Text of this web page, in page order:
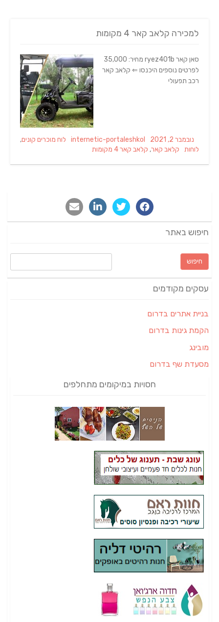
למכירה קלאב קאר 4 מקומות
סאן קאר ryez401b מחיר: 35,000
לפרטים נוספים היכנסו ⇐ קלאב קאר
רכב תפעולי
Posted
on
נובמבר 2, 2021 Author
internetic-portaleshkol
Categories
לוח מוכרים קונים,
לוחות
Tags
קלאב קאר, קלאב קאר 4 מקומות
חיפוש באתר
חיפוש:
עסקים מקודמים
בניית אתרים בדרום
הקמת גינות בדרום
מובינג
מסעדת שף בדרום
חסויות במיקומים מתחלפים